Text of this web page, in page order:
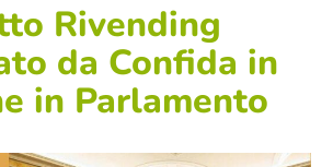
Rivending
da Confida in
in Parlamento